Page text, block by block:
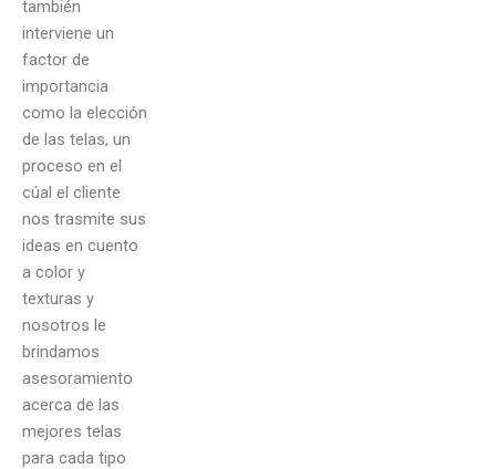
también
interviene un
factor de
importancia
como la elección
de las telas, un
proceso en el
cúal el cliente
nos trasmite sus
ideas en cuento
a color y
texturas y
nosotros le
brindamos
asesoramiento
acerca de las
mejores telas
para cada tipo